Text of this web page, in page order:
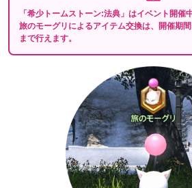
「希少トームストーン:法典」はイベント開催
旅のモーグリによるアイテム交換は、開催期
まで行えます。